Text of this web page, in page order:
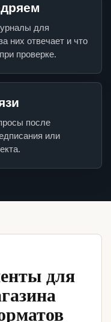
для
них отвечает и что
проверке.
после
или
для